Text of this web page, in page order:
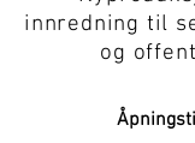
innredning til
og